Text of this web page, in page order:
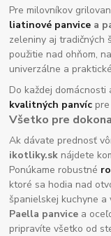
Pre milovníkov
liatinové panvice a
zeleniny aj tradičných
použitie nad ohňom,
univerzálne a
Do každej
kvalitných panvíc
Všetko pre
Ak dávate prednosť
ikotliky.sk nájdete
Ponúkame robustné
ktoré sa hodia nad
španielskej kuchyne
Paella panvice a
pripravíte všetko od